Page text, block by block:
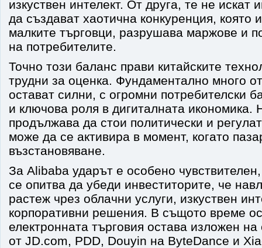
изкуствен интелект. От друга, те не искат
да създават хаотична конкуренция, която
малките търговци, разрушава маржове и
на потребителите.
Точно този баланс прави китайските
трудни за оценка. Фундаментално много
остават силни, с огромни потребителски
и ключова роля в дигиталната икономика.
продължава да стои политически и
може да се активира в момент, когато
възстановяване.
За Alibaba ударът е особено
се опитва да убеди инвеститорите, че
растеж чрез облачни услуги, изкуствен
корпоративни решения. В същото време
електронната търговия остава изложен
от JD.com, PDD, Douyin на ByteDance и